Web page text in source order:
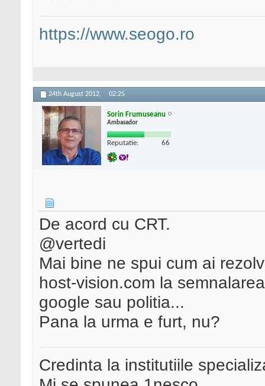
https://www.seogo.ro
24th August 2012, 02:25
Sorin Frumuseanu
Ambasador
Reputatie: 66
De acord cu CRT.
@vertedi
Mai bine ne spui cum ai
host-vision.com la
google sau politia...
Pana la urma e furt, nu?
Credinta la institutiile